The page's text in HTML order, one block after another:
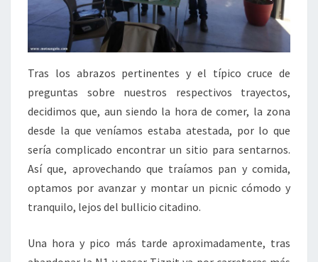
Tras los abrazos pertinentes y el típico cruce de
preguntas sobre nuestros respectivos trayectos,
decidimos que, aun siendo la hora de comer, la zona
desde la que veníamos estaba atestada, por lo que
sería complicado encontrar un sitio para sentarnos.
Así que, aprovechando que traíamos pan y comida,
optamos por avanzar y montar un picnic cómodo y
tranquilo, lejos del bullicio citadino.
Una hora y pico más tarde aproximadamente, tras